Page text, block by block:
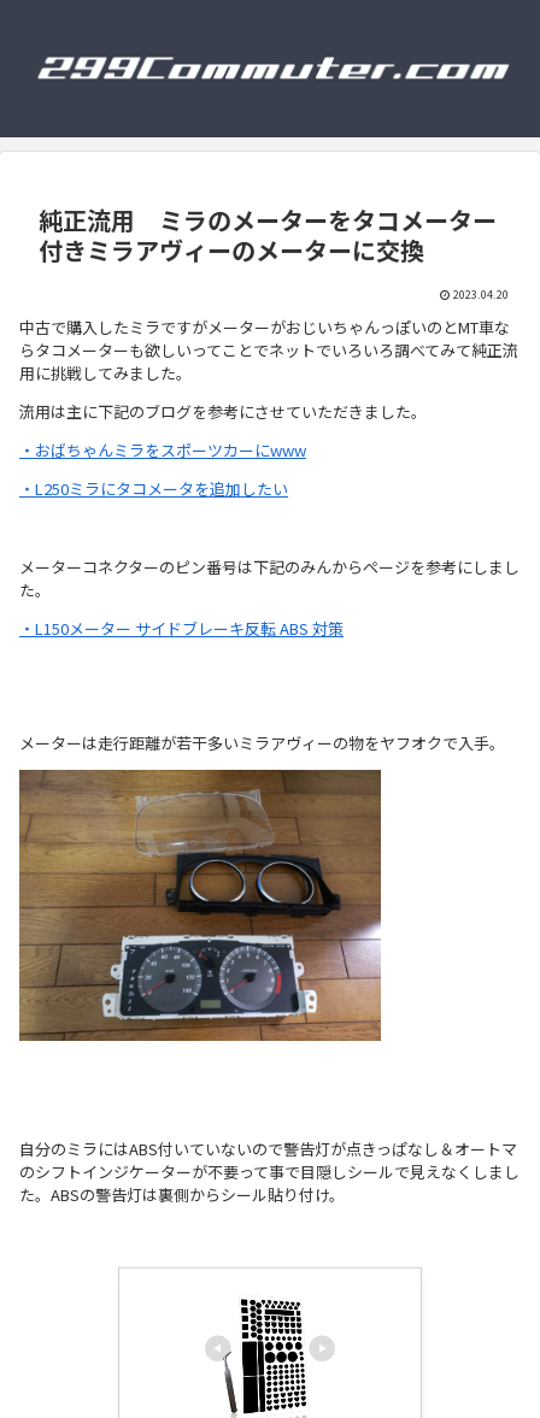
純正流用 ミラのメーターをタコメーター
付きミラアヴィーのメーターに交換
2023.04.20
中古で購入したミラですがメーターがおじいちゃんっぽいのとMT車な
らタコメーターも欲しいってことでネットでいろいろ調べてみて純正流
用に挑戦してみました。
流用は主に下記のブログを参考にさせていただきました。
・おばちゃんミラをスポーツカーにwww
・L250ミラにタコメータを追加したい
メーターコネクターのピン番号は下記のみんからページを参考にしまし
た。
・L150メーター サイドブレーキ反転 ABS 対策
メーターは走行距離が若干多いミラアヴィーの物をヤフオクで入手。
自分のミラにはABS付いていないので警告灯が点きっぱなし＆オートマ
のシフトインジケーターが不要って事で目隠しシールで見えなくしまし
た。ABSの警告灯は裏側からシール貼り付け。